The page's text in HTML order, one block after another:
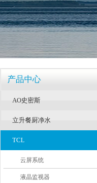
产品中心
AO史密斯
立升餐厨净水
TCL
云屏系统
液晶监视器